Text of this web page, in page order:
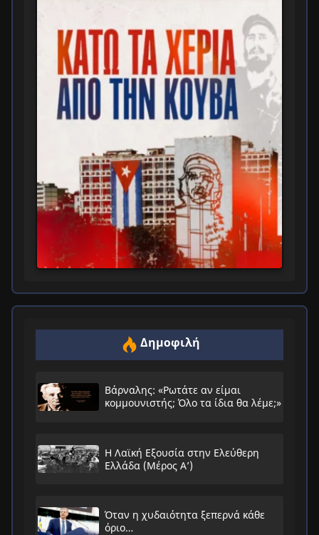
Δημοφιλή
Βάρναλης: «Ρωτάτε αν είμαι
κομμουνιστής; Όλο τα ίδια θα λέμε;»
Η Λαϊκή Εξουσία στην Ελεύθερη
Ελλάδα (Μέρος Α’)
Όταν η χυδαιότητα ξεπερνά κάθε
όριο…